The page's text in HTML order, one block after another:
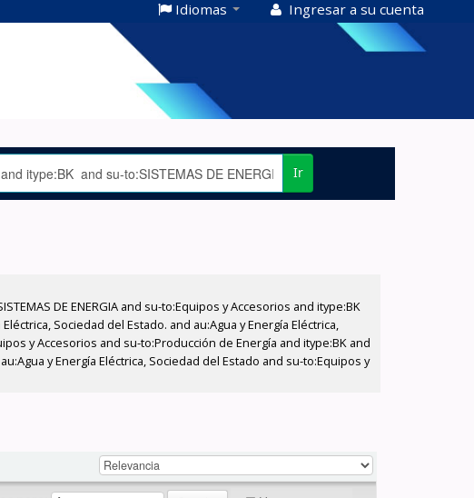
Idiomas Ingresar a su cuenta
Ir
DE ENERGIA and su-to:Equipos y Accesorios and itype:BK
Sociedad del Estado. and au:Agua y Energía Eléctrica,
y Accesorios and su-to:Producción de Energía and itype:BK and
y Energía Eléctrica, Sociedad del Estado and su-to:Equipos y